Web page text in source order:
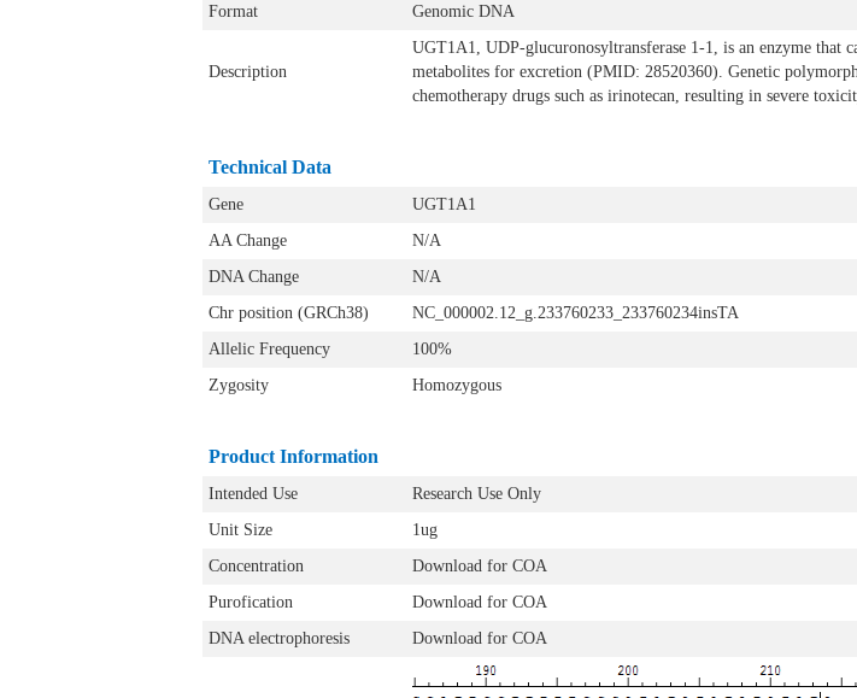
Format Genomic DNA
Description
UGT1A1, UDP-glucuronosyltransferase 1-1, is an enzyme that
metabolites for excretion (PMID: 28520360). Genetic
chemotherapy drugs such as irinotecan, resulting in severe
Technical Data
Gene
UGT1A1
AA Change
N/A
DNA Change
N/A
Chr position (GRCh38)
NC_000002.12_g.233760233_233760234insTA
Allelic Frequency
100%
Zygosity
Homozygous
Product Information
Intended Use
Research Use Only
Unit Size
1ug
Concentration
Download for COA
Purofication
Download for COA
DNA electrophoresis
Download for COA